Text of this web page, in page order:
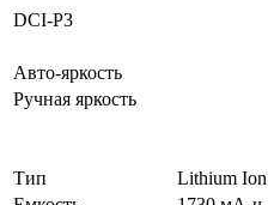
DCI-P3
Авто-яркость
Ручная яркость
Тип
Lithium Ion